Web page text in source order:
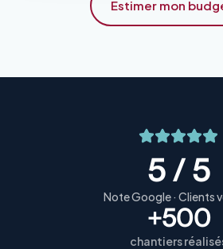
Estimer mon
5 / 5
Note Google · Clients
+500
chantiers